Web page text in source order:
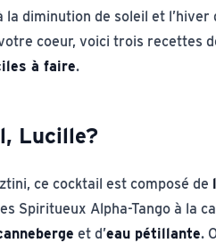
la diminution de soleil et l’hiver
coeur, voici trois recettes
à faire.
Lucille?
ce cocktail est composé de
Spiritueux Alpha-Tango à la
et d’eau pétillante.